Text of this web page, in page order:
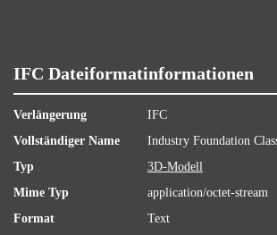
IFC Dateiformatinformationen
Verlängerung
IFC
Vollständiger Name
Industry Foundation
Typ
3D-Modell
Mime Typ
application/octet-stream
Format
Text